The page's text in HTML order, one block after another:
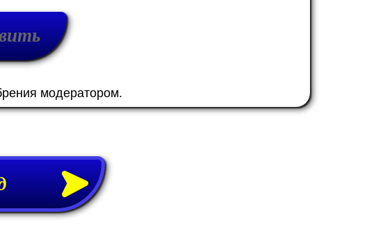
модератором.